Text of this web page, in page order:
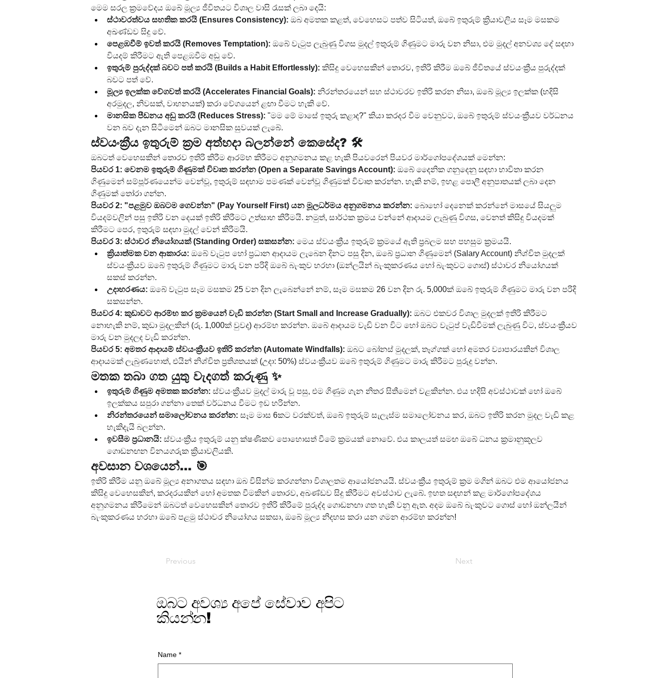
මෙම සරල ක්‍රමවේදය ඔබේ මූල්‍ය ජීවිතයට විශාල වාසි රැසක් ලබා දෙයි:
ස්ථාවරත්වය සහතික කරයි (Ensures Consistency): ඔබ අමතක කළත්, වෙහෙසට පත්ව සිටියත්, ඔබේ ඉතුරුම් ක්‍රියාවලිය සෑම මසකම
අඛණ්ඩව සිදු වේ.
පෙළඹවීම් ඉවත් කරයි (Removes Temptation): ඔබේ වැටුප ලැබුණු විගස මුදල් ඉතුරුම් ගිණුමට මාරු වන නිසා, එම මුදල් අනවශ්‍ය දේ සඳහා
වියදම් කිරීමට ඇති පෙළඹවීම අඩු වේ.
ඉතුරුම් පුරුද්දක් බවට පත් කරයි (Builds a Habit Effortlessly): කිසිදු වෙහෙසකින් තොරව, ඉතිරි කිරීම ඔබේ ජීවිතයේ ස්වයංක්‍රීය පුරුද්දක්
බවට පත් වේ.
මූල්‍ය ඉලක්ක වේගවත් කරයි (Accelerates Financial Goals): නිරන්තරයෙන් සහ ස්ථාවරව ඉතිරි කරන නිසා, ඔබේ මූල්‍ය ඉලක්ක (හදිසි
අරමුදල, නිවසක්, වාහනයක්) කරා වේගයෙන් ළඟා වීමට හැකි වේ.
මානසික පීඩනය අඩු කරයි (Reduces Stress): "මම මේ මාසේ ඉතුරු කළාද?" කියා කරදර වීම වෙනුවට, ඔබේ ඉතුරුම් ස්වයංක්‍රීයව වර්ධනය
වන බව දැන සිටීමෙන් ඔබට මානසික සුවයක් ලැබේ.
ස්වයංක්‍රීය ඉතුරුම් ක්‍රම අත්හදා බලන්නේ කෙසේද? 🛠️
ඔබටත් වෙහෙසකින් තොරව ඉතිරි කිරීම ආරම්භ කිරීමට අනුගමනය කළ හැකි පියවරෙන් පියවර මාර්ගෝපදේශයක් මෙන්න:
පියවර 1: වෙනම ඉතුරුම් ගිණුමක් විවෘත කරන්න (Open a Separate Savings Account): ඔබේ දෛනික ගනුදෙනු සඳහා භාවිතා කරන
ගිණුමෙන් සම්පූර්ණයෙන්ම වෙන්වූ, ඉතුරුම් සඳහාම පමණක් වෙන්වූ ගිණුමක් විවෘත කරන්න. හැකි නම්, ඉහළ පොලී අනුපාතයක් ලබා දෙන
ගිණුමක් තෝරා ගන්න.
පියවර 2: "පළමුව ඔබටම ගෙවන්න" (Pay Yourself First) යන මූලධර්මය අනුගමනය කරන්න: බොහෝ දෙනෙක් කරන්නේ මාසයේ සියලුම
වියදම්වලින් පසු ඉතිරි වන දෙයක් ඉතිරි කිරීමට උත්සාහ කිරීමයි. නමුත්, සාර්ථක ක්‍රමය වන්නේ ආදායම ලැබුණු විගස, වෙනත් කිසිදු වියදමක්
කිරීමට පෙර, ඉතුරුම් සඳහා මුදල් වෙන් කිරීමයි.
පියවර 3: ස්ථාවර නියෝගයක් (Standing Order) සකසන්න: මෙය ස්වයංක්‍රීය ඉතුරුම් ක්‍රමයේ ඇති ප්‍රබලම සහ පහසුම ක්‍රමයයි.
ක්‍රියාත්මක වන ආකාරය: ඔබේ වැටුප හෝ ප්‍රධාන ආදායම ලැබෙන දිනට පසු දින, ඔබේ ප්‍රධාන ගිණුමෙන් (Salary Account) නිශ්චිත මුදලක්
ස්වයංක්‍රීයව ඔබේ ඉතුරුම් ගිණුමට මාරු වන පරිදි ඔබේ බැංකුව හරහා (ඔන්ලයින් බැංකුකරණය හෝ බැංකුවට ගොස්) ස්ථාවර නියෝගයක්
සකස් කරන්න.
උදාහරණය: ඔබේ වැටුප සෑම මසකම 25 වන දින ලැබෙන්නේ නම්, සෑම මසකම 26 වන දින රු. 5,000ක් ඔබේ ඉතුරුම් ගිණුමට මාරු වන පරිදි
සකසන්න.
පියවර 4: කුඩාවට ආරම්භ කර ක්‍රමයෙන් වැඩි කරන්න (Start Small and Increase Gradually): ඔබට එකවර විශාල මුදලක් ඉතිරි කිරීමට
නොහැකි නම්, කුඩා මුදලකින් (රු. 1,000ක් වුවද) ආරම්භ කරන්න. ඔබේ ආදායම වැඩි වන විට හෝ ඔබට වැටුප් වැඩිවීමක් ලැබුණු විට, ස්වයංක්‍රීයව
මාරු වන මුදලද වැඩි කරන්න.
පියවර 5: අමතර ආදායම් ස්වයංක්‍රීයව ඉතිරි කරන්න (Automate Windfalls): ඔබට බෝනස් මුදලක්, තෑග්ගක් හෝ අමතර ව්‍යාපාරයකින් විශාල
ආදායමක් ලැබුණහොත්, එයින් නිශ්චිත ප්‍රතිශතයක් (උදා: 50%) ස්වයංක්‍රීයව ඔබේ ඉතුරුම් ගිණුමට මාරු කිරීමට පුරුදු වන්න.
මතක තබා ගත යුතු වැදගත් කරුණු ✨
ඉතුරුම් ගිණුම අමතක කරන්න: ස්වයංක්‍රීයව මුදල් මාරු වූ පසු, එම ගිණුම ගැන නිතර සිතීමෙන් වළකින්න. එය හදිසි අවස්ථාවක් හෝ ඔබේ
ඉලක්කය සපුරා ගන්නා තෙක් වර්ධනය වීමට ඉඩ හරින්න.
නිරන්තරයෙන් සමාලෝචනය කරන්න: සෑම මාස 6කට වරක්වත්, ඔබේ ඉතුරුම් සැලැස්ම සමාලෝචනය කර, ඔබට ඉතිරි කරන මුදල වැඩි කළ
හැකිදැයි බලන්න.
ඉවසීම ප්‍රධානයි: ස්වයංක්‍රීය ඉතුරුම් යනු ක්ෂණිකව පොහොසත් වීමේ ක්‍රමයක් නොවේ. එය කාලයත් සමඟ ඔබේ ධනය ක්‍රමානුකූලව
ගොඩනඟන විනයගරුක ක්‍රියාවලියකි.
අවසාන වශයෙන්... 🎯
ඉතිරි කිරීම යනු ඔබේ මූල්‍ය අනාගතය සඳහා ඔබ විසින්ම කරගන්නා විශාලතම ආයෝජනයයි. ස්වයංක්‍රීය ඉතුරුම් ක්‍රම මගින් ඔබට එම ආයෝජනය
කිසිදු වෙහෙසකින්, කරදරයකින් හෝ අමතක වීමකින් තොරව, අඛණ්ඩව සිදු කිරීමට අවස්ථාව ලැබේ. ඉහත සඳහන් කළ මාර්ගෝපදේශය
අනුගමනය කිරීමෙන් ඔබටත් වෙහෙසකින් තොරව ඉතිරි කිරීමේ පුරුද්ද ගොඩනඟා ගත හැකි වනු ඇත. අදම ඔබේ බැංකුවට ගොස් හෝ ඔන්ලයින්
බැංකුකරණය හරහා ඔබේ පළමු ස්ථාවර නියෝගය සකසා, ඔබේ මූල්‍ය නිදහස කරා යන ගමන ආරම්භ කරන්න!
Previous Next
ඔබට අවශ්‍ය අපේ සේවාව අපිට
කියන්න!
Name *